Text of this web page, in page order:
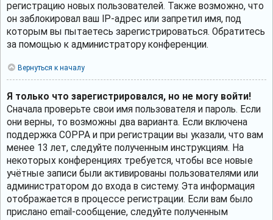
регистрацию новых пользователей. Также возможно, что
он заблокировал ваш IP-адрес или запретил имя, под
которым вы пытаетесь зарегистрироваться. Обратитесь
за помощью к администратору конференции.
Вернуться к началу
Я только что зарегистрировался, но не могу войти!
Сначала проверьте свои имя пользователя и пароль. Если
они верны, то возможны два варианта. Если включена
поддержка COPPA и при регистрации вы указали, что вам
менее 13 лет, следуйте полученным инструкциям. На
некоторых конференциях требуется, чтобы все новые
учётные записи были активированы пользователями или
администратором до входа в систему. Эта информация
отображается в процессе регистрации. Если вам было
прислано email-сообщение, следуйте полученным